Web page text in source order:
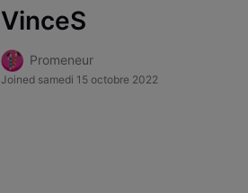
VinceS
Promeneur
Joined samedi 15 octobre 2022